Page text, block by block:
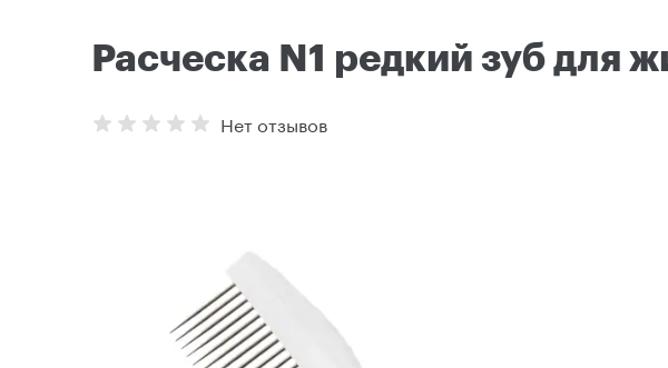
Расческа N1 редкий зуб для
Нет отзывов